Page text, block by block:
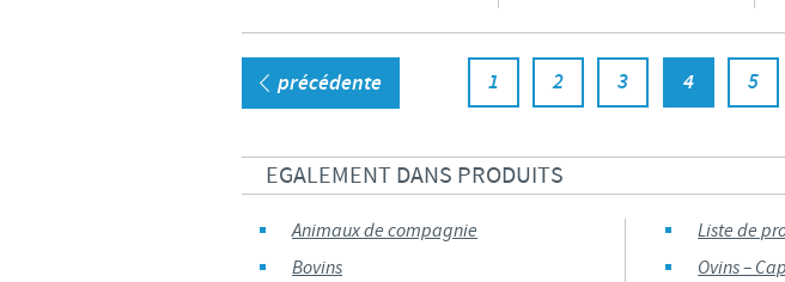
précédente 1 2 3 4 5
EGALEMENT DANS PRODUITS
Animaux de compagnie
Liste de
Bovins
Ovins –